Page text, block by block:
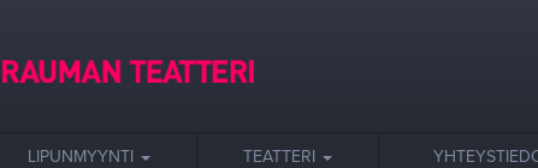
LIPUNMYYNTI TEATTERI